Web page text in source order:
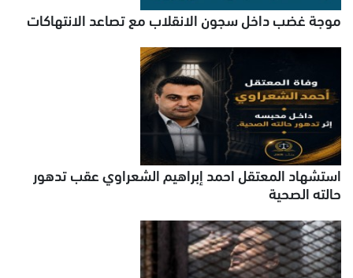
موجة غضب داخل سجون الانقلاب مع تصاعد الانتهاكات
استشهاد المعتقل احمد إبراهيم الشعراوي عقب تدهور
حالته الصحية